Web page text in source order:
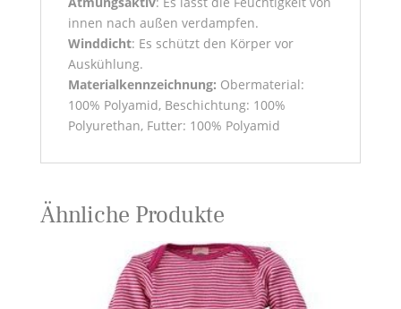
innen nach außen verdampfen.
Winddicht: Es schützt den Körper vor
Auskühlung.
Materialkennzeichnung: Obermaterial:
100% Polyamid, Beschichtung: 100%
Polyurethan, Futter: 100% Polyamid
Ähnliche Produkte